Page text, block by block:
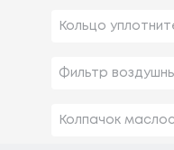
Кольцо
Фильтр
Колпачок